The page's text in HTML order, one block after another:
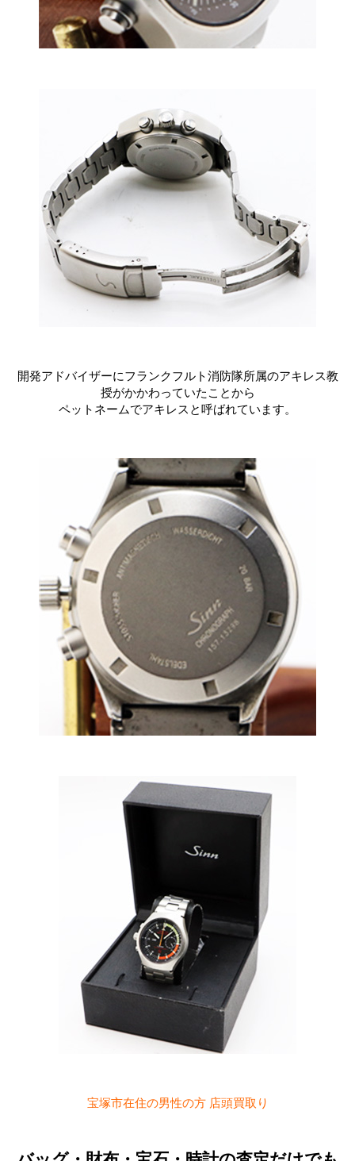
開発アドバイザーにフランクフルト消防隊所属のアキレス教
授がかかわっていたことから
ペットネームでアキレスと呼ばれています。
宝塚市在住の男性の方 店頭買取り